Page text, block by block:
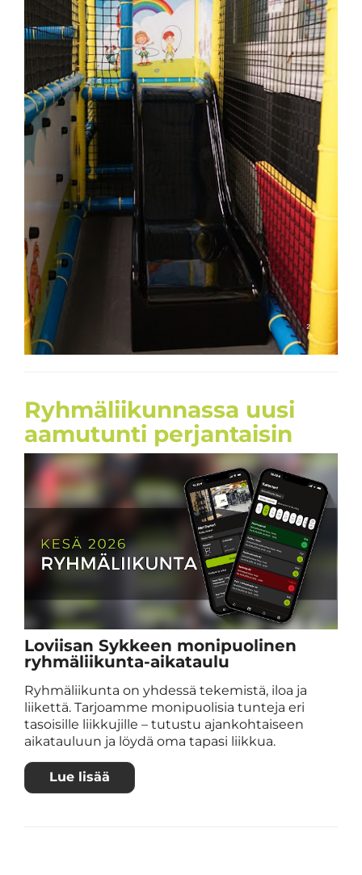
Ryhmäliikunnassa uusi
aamutunti perjantaisin
Loviisan Sykkeen monipuolinen
ryhmäliikunta-aikataulu
Ryhmäliikunta on yhdessä tekemistä, iloa ja
liikettä. Tarjoamme monipuolisia tunteja eri
tasoisille liikkujille – tutustu ajankohtaiseen
aikatauluun ja löydä oma tapasi liikkua.
Lue lisää